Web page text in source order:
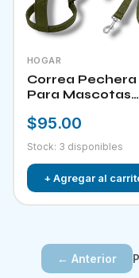
HOGAR
Correa Pechera
Para Mascotas
$95.00
Stock: 3 disponibles
+ Agregar al
← Anterior